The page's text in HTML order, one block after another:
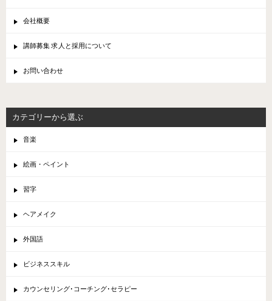
会社概要
講師募集 求人と採用について
お問い合わせ
カテゴリーから選ぶ
音楽
絵画・ペイント
習字
ヘアメイク
外国語
ビジネススキル
カウンセリング･コーチング･セラピー